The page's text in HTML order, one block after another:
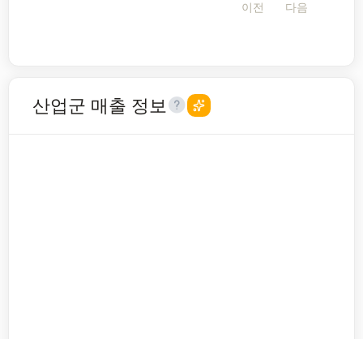
이전 다음
산업군 매출 정보